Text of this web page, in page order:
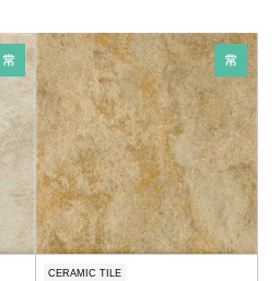
CERAMIC TILE